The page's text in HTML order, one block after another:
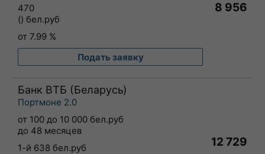
470
() бел.руб
от 7.99 %
Подать заявку
8 956
Банк ВТБ (Беларусь)
Портмоне 2.0
от 100 до 10 000 бел.руб
до 48 месяцев
1-й 638 бел.руб
12 729